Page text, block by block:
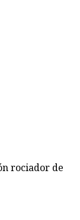
rociador de